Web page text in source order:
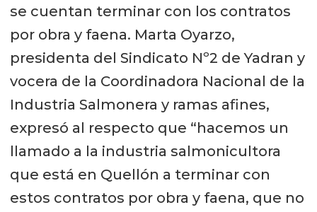
se cuentan terminar con los contratos
por obra y faena. Marta Oyarzo,
presidenta del Sindicato Nº2 de Yadran y
vocera de la Coordinadora Nacional de la
Industria Salmonera y ramas afines,
expresó al respecto que “hacemos un
llamado a la industria salmonicultora
que está en Quellón a terminar con
estos contratos por obra y faena, que no